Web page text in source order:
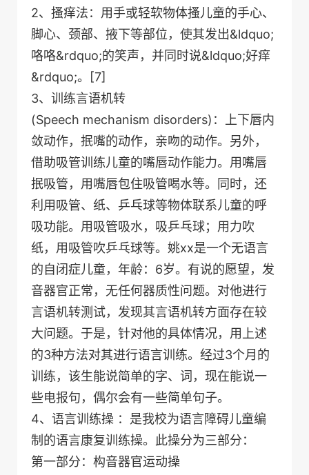
2、搔痒法：用手或轻软物体搔儿童的手心、
脚心、颈部、掖下等部位，使其发出&ldquo;
咯咯&rdquo;的笑声，并同时说&ldquo;好痒
&rdquo;。[7]
3、训练言语机转
(Speech mechanism disorders)：上下唇内
敛动作，抿嘴的动作，亲吻的动作。另外，
借助吸管训练儿童的嘴唇动作能力。用嘴唇
抿吸管，用嘴唇包住吸管喝水等。同时，还
利用吸管、纸、乒乓球等物体联系儿童的呼
吸功能。用吸管吸水，吸乒乓球；用力吹
纸，用吸管吹乒乓球等。姚xx是一个无语言
的自闭症儿童，年龄：6岁。有说的愿望，发
音器官正常，无任何器质性问题。对他进行
言语机转测试，发现其言语机转方面存在较
大问题。于是，针对他的具体情况，用上述
的3种方法对其进行语言训练。经过3个月的
训练，该生能说简单的字、词，现在能说一
些电报句，偶尔会有一些简单句子。
4、语言训练操 ：是我校为语言障碍儿童编
制的语言康复训练操。此操分为三部分：
第一部分：构音器官运动操